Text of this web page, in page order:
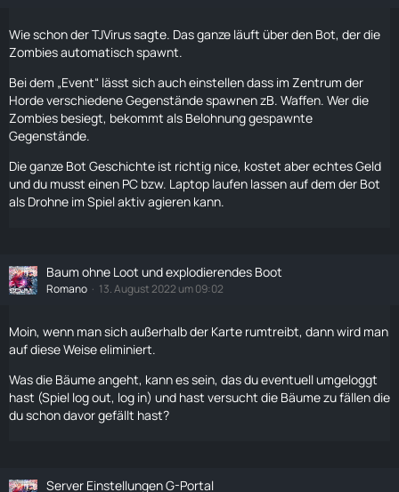
Wie schon der TJVirus sagte. Das ganze läuft über den Bot, der die
Zombiesautomatisch spawnt.
Bei dem „Event“ lässt sich auch einstellen dass im Zentrum der
Horde verschiedene Gegenstände spawnen zB. Waffen. Wer die
Zombies besiegt, bekommt als Belohnung gespawnte
Gegenstände.
Die ganze Bot Geschichte ist richtig nice, kostet aber echtesGeld
und du musst einen PC bzw. Laptop laufen lassen auf dem der Bot
als Drohne im Spiel aktiv agieren kann.
Baum ohne Loot und explodierendes Boot
Romano 13. August 2022 um 09:02
Moin, wenn man sich außerhalb der Karte rumtreibt, dann wird man
auf diese Weise eliminiert.
Was die Bäume angeht, kann es sein, das du eventuell umgeloggt
hast (Spiel log out, log in) und hast versucht die Bäume zu fällen die
du schon davor gefällt hast?
Server Einstellungen G-Portal